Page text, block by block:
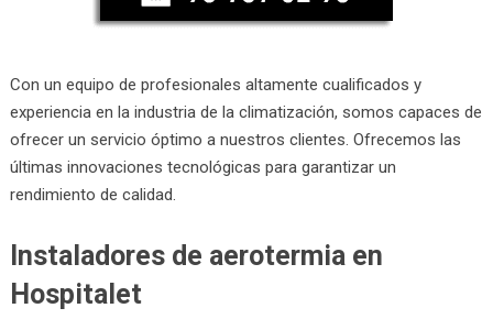
Con un equipo de profesionales altamente cualificados y
experiencia en la industria de la climatización, somos capaces de
ofrecer un servicio óptimo a nuestros clientes. Ofrecemos las
últimas innovaciones tecnológicas para garantizar un
rendimiento de calidad.
Instaladores de aerotermia en
Hospitalet